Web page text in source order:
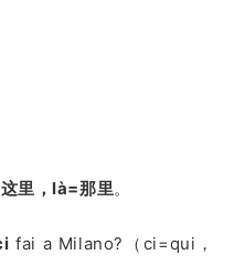
里，là=那里。
fai a Milano?（ci=qui，